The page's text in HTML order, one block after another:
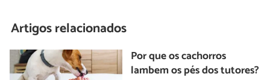
Artigos relacionados
Por que os cachorros
lambem os pés dos tutores?